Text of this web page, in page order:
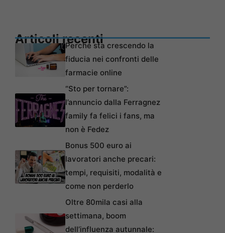
Articoli recentiPerché sta crescendo la
fiducia nei confronti delle
farmacie online
“Sto per tornare”:
l’annuncio dalla Ferragnez
family fa felici i fans, ma
non è Fedez
Bonus 500 euro ai
lavoratori anche precari:
tempi, requisiti, modalità e
come non perderlo
Oltre 80mila casi alla
settimana, boom
dell’influenza autunnale: